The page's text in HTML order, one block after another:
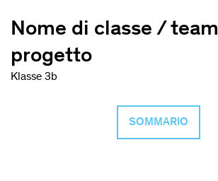
Nome di classe /
progetto
Klasse 3b
SOMMARIO